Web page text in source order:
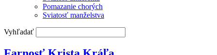
Pomazanie chorých
Sviatosť manželstva
Vyhľadať